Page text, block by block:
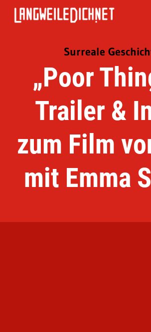
Surreale
„Poor
Trailer &
zum Film
mit Emma